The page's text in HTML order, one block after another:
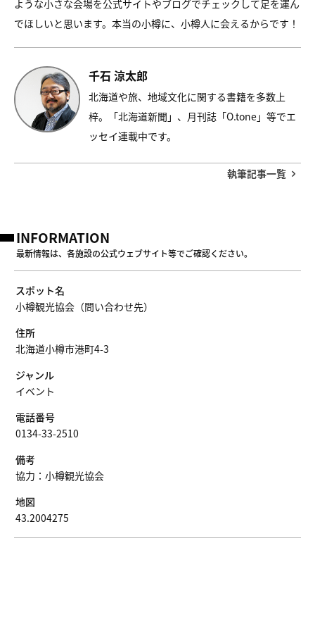
ような小さな会場を公式サイトやブログでチェックして足を運ん
でほしいと思います。本当の小樽に、小樽人に会えるからです！
千石 涼太郎
北海道や旅、地域文化に関する書籍を多数上
梓。「北海道新聞」、月刊誌「O.tone」等でエ
ッセイ連載中です。
執筆記事一覧
INFORMATION
最新情報は、各施設の公式ウェブサイト等でご確認ください。
スポット名
小樽観光協会（問い合わせ先）
住所
北海道小樽市港町4-3
ジャンル
イベント
電話番号
0134-33-2510
備考
協力：小樽観光協会
地図
43.2004275